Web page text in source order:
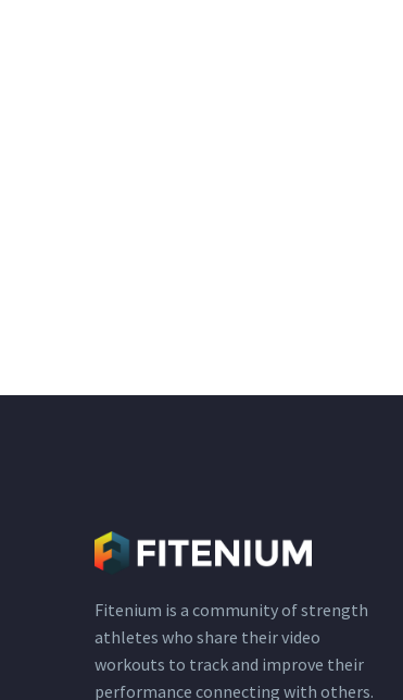
Fitenium is a community of strength
athletes who share their video
workouts to track and improve their
performance connecting with others.